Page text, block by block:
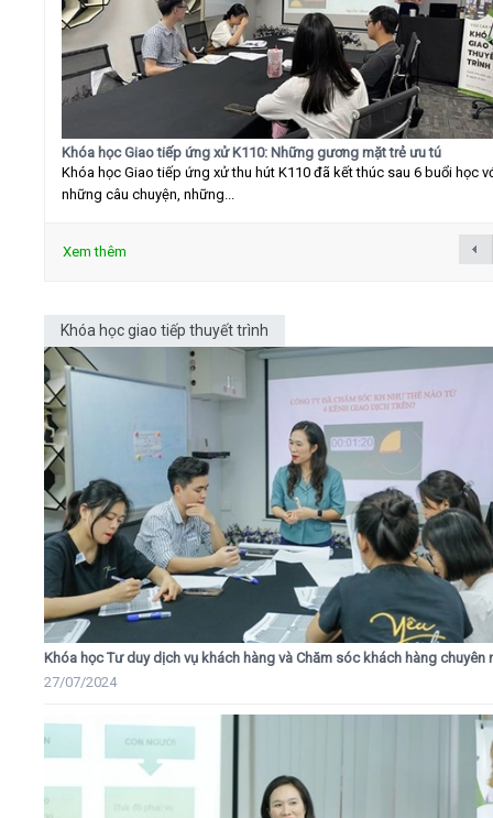
Khóa học Giao tiếp ứng xử K110: Những gương mặt trẻ ưu tú
Khóa học Giao tiếp ứng xử thu hút K110 đã kết thúc sau 6 buổi học
những câu chuyện, những...
Xem thêm
Khóa học giao tiếp thuyết trình
Khóa học Tư duy dịch vụ khách hàng và Chăm sóc khách hàng chuyên
27/07/2024